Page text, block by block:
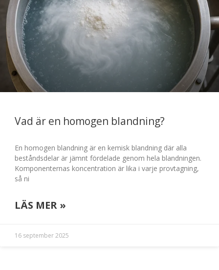
Vad är en homogen blandning?
En homogen blandning är en kemisk blandning där alla
beståndsdelar är jämnt fördelade genom hela blandningen.
Komponenternas koncentration är lika i varje provtagning,
så ni
LÄS MER »
16 september 2025